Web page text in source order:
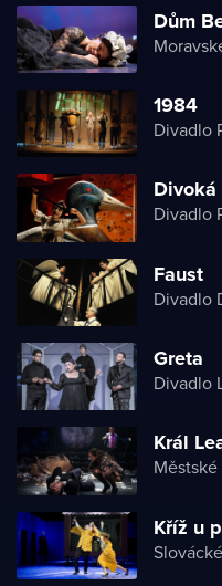
Dům
1984
Divadlo
Divadlo
Faust
Divadlo
Greta
Divadlo
Král
Kříž u